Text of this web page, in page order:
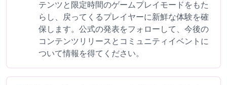
テンツと限定時間のゲームプレイモードをもた
らし、戻ってくるプレイヤーに新鮮な体験を確
保します。公式の発表をフォローして、今後の
コンテンツリリースとコミュニティイベントに
ついて情報を得てください。